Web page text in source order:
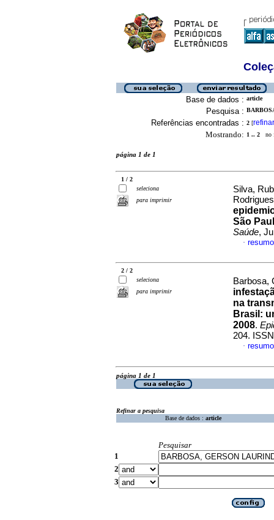
Base de dados : article
Pesquisa :
Referências encontradas : 2 [refinar
Mostrando: 1 .. 2 no
página 1 de 1
1 / 2
seleciona
para imprimir
Silva,
São
Saúde,
·
2 / 2
seleciona
para imprimir
Barbosa,
na
Brasil:
2008.
204.
·
página 1 de 1
Refinar a pesquisa
Base de dados : article
Pesquisar
1
2
3